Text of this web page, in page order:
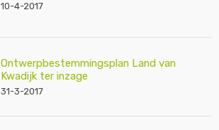
10-4-2017
Ontwerpbestemmingsplan Land van
Kwadijk ter inzage
31-3-2017